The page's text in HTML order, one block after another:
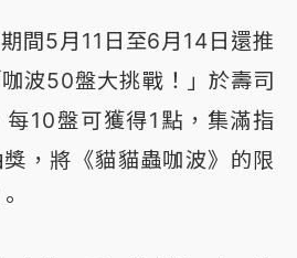
間5月11日至6月14日還推
波50盤大挑戰！」於壽司
10盤可獲得1點，集滿指
，將《貓貓蟲咖波》的限